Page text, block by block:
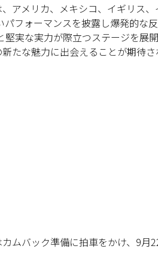
アメリカ、メキシコ、イギリス
パフォーマンスを披露し爆発的な
堅実な実力が際立つステージを展
たな魅力に出会えることが期待さ
ムバック準備に拍車をかけ、9月